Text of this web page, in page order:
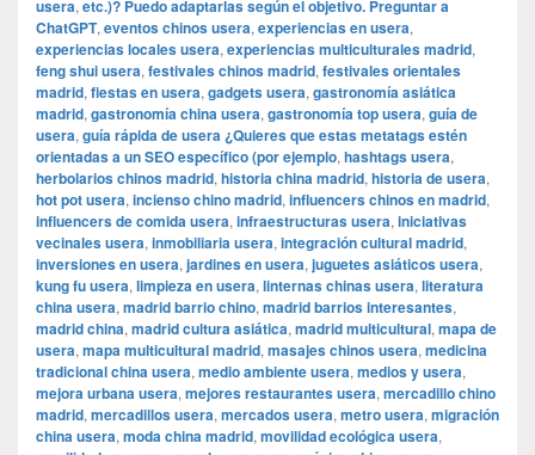
usera, etc.)? Puedo adaptarlas según el objetivo. Preguntar a
ChatGPT, eventos chinos usera, experiencias en usera,
experiencias locales usera, experiencias multiculturales madrid,
feng shui usera, festivales chinos madrid, festivales orientales
madrid, fiestas en usera, gadgets usera, gastronomía asiática
madrid, gastronomía china usera, gastronomía top usera, guía de
usera, guía rápida de usera ¿Quieres que estas metatags estén
orientadas a un SEO específico (por ejemplo, hashtags usera,
herbolarios chinos madrid, historia china madrid, historia de usera,
hot pot usera, incienso chino madrid, influencers chinos en madrid,
influencers de comida usera, infraestructuras usera, iniciativas
vecinales usera, inmobiliaria usera, integración cultural madrid,
inversiones en usera, jardines en usera, juguetes asiáticos usera,
kung fu usera, limpieza en usera, linternas chinas usera, literatura
china usera, madrid barrio chino, madrid barrios interesantes,
madrid china, madrid cultura asiática, madrid multicultural, mapa de
usera, mapa multicultural madrid, masajes chinos usera, medicina
tradicional china usera, medio ambiente usera, medios y usera,
mejora urbana usera, mejores restaurantes usera, mercadillo chino
madrid, mercadillos usera, mercados usera, metro usera, migración
china usera, moda china madrid, movilidad ecológica usera,